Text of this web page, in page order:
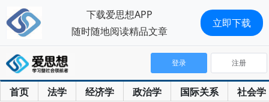
首页 法学 经济学 政治学 国际关系 社会学
登录 注册
下载爱思想APP
随时随地阅读精品文章
立即下载